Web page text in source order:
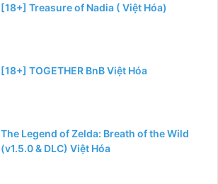
[18+] Treasure of Nadia ( Việt Hóa)
[18+] TOGETHER BnB Việt Hóa
The Legend of Zelda: Breath of the Wild
(v1.5.0 & DLC) Việt Hóa